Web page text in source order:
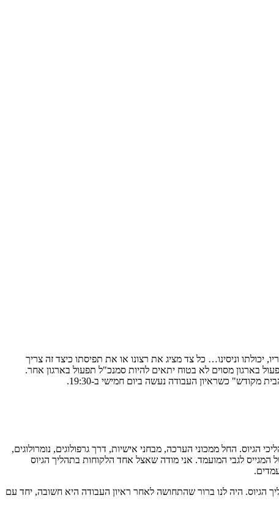
וניסינו… כל צד מציג את רצונו או את תפיסתו כיצד זה צריך
בארגון מסוים לא בטוח יתאים להיות סמנכ"ל תפעול בארגון אחר.
הגיוס. החל ממכוני הערכה, מבחני אישיות, דרך גרפולוגים, נומרולוגים,
לגבי המועמד. אני מודה שאצל אחד הלקוחות בתהליך הגיוס
הגיוס. היה לנו ברור שהתחושה לאחר ראיון העבודה היא חשובה, יחד עם